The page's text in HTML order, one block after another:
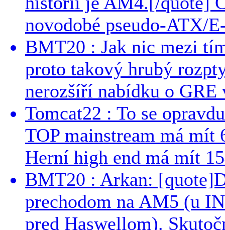
novodobé pseudo-ATX/
BMT20 : Jak nic mezi
proto takový hrubý
nerozšíří nabídku o GRE
Tomcat22 : To se
TOP mainstream má
Herní high end má mít
BMT20 : Arkan:
prechodom na AM5 (u
pred Haswellom).